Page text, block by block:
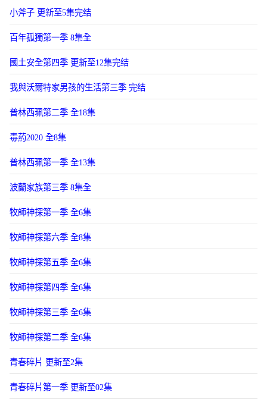
小斧子 更新至5集完结
百年孤獨第一季 8集全
國土安全第四季 更新至12集完结
我與沃爾特家男孩的生活第三季 完结
普林西珮第二季 全18集
毒葯2020 全8集
普林西珮第一季 全13集
波蘭家族第三季 8集全
牧師神探第一季 全6集
牧師神探第六季 全8集
牧師神探第五季 全6集
牧師神探第四季 全6集
牧師神探第三季 全6集
牧師神探第二季 全6集
青春碎片 更新至2集
青春碎片第一季 更新至02集